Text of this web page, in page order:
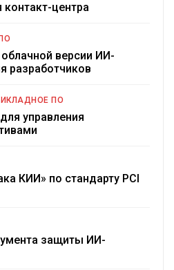
центра
версии ИИ-
разработчиков
ПО
управления
КИИ» по стандарту PCI
защиты ИИ-